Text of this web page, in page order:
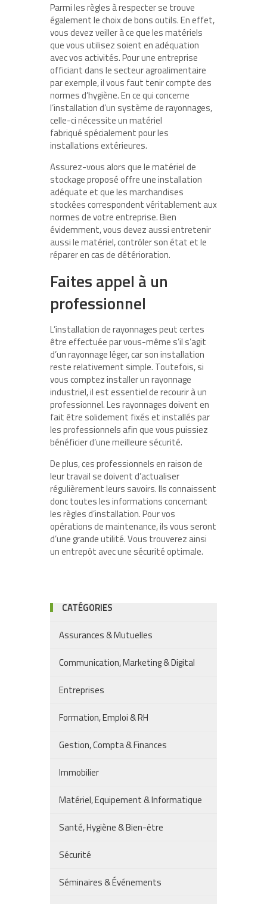
Parmi les règles à respecter se trouve
également le choix de bons outils. En effet,
vous devez veiller à ce que les matériels
que vous utilisez soient en adéquation
avec vos activités. Pour une entreprise
officiant dans le secteur agroalimentaire
par exemple, il vous faut tenir compte des
normes d’hygiène. En ce qui concerne
l’installation d’un système de rayonnages,
celle-ci nécessite un matériel
fabriqué spécialement pour les
installations extérieures.
Assurez-vous alors que le matériel de
stockage proposé offre une installation
adéquate et que les marchandises
stockées correspondent véritablement aux
normes de votre entreprise. Bien
évidemment, vous devez aussi entretenir
aussi le matériel, contrôler son état et le
réparer en cas de détérioration.
Faites appel à un
professionnel
L’installation de rayonnages peut certes
être effectuée par vous-même s’il s’agit
d’un rayonnage léger, car son installation
reste relativement simple. Toutefois, si
vous comptez installer un rayonnage
industriel, il est essentiel de recourir à un
professionnel. Les rayonnages doivent en
fait être solidement fixés et installés par
les professionnels afin que vous puissiez
bénéficier d’une meilleure sécurité.
De plus, ces professionnels en raison de
leur travail se doivent d’actualiser
régulièrement leurs savoirs. Ils connaissent
donc toutes les informations concernant
les règles d’installation. Pour vos
opérations de maintenance, ils vous seront
d’une grande utilité. Vous trouverez ainsi
un entrepôt avec une sécurité optimale.
CATÉGORIES
Assurances & Mutuelles
Communication, Marketing & Digital
Entreprises
Formation, Emploi & RH
Gestion, Compta & Finances
Immobilier
Matériel, Equipement & Informatique
Santé, Hygiène & Bien-être
Sécurité
Séminaires & Événements